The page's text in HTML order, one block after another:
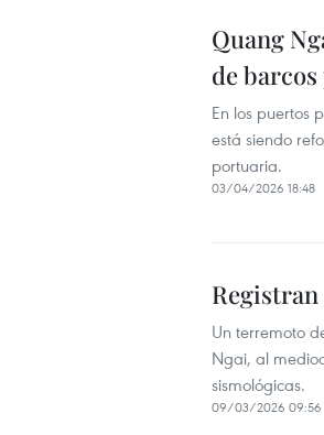
Quang
de
En los puertos
está siendo
portuaria.
03/04/2026 18:48
Un terremoto
Ngai, al
sismológicas.
09/03/2026 09:56